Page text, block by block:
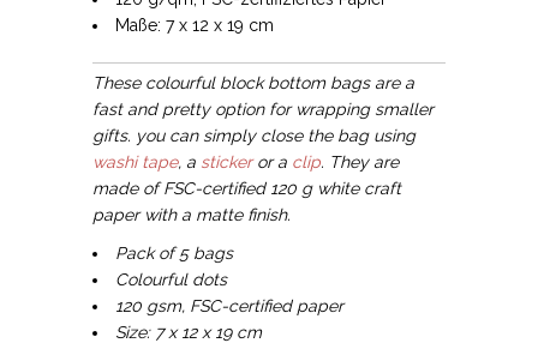
Maße: 7 x 12 x 19 cm
These colourful block bottom bags are a
fast and pretty option for wrapping smaller
gifts. you can simply close the bag using
washi tape, a stickeror a clip. They are
made of FSC-certified 120 g white craft
paper with a matte finish.
Pack of 5 bags
Colourful dots
120 gsm, FSC-certified paper
Size: 7 x 12 x 19 cm